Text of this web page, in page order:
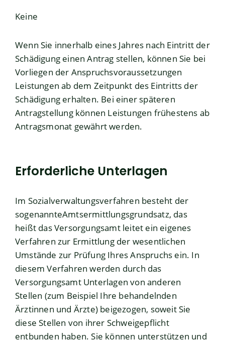
Keine
Wenn Sie innerhalb eines Jahres nach Eintritt der
Schädigung einen Antrag stellen, können Sie bei
Vorliegen der Anspruchsvoraussetzungen
Leistungen ab dem Zeitpunkt des Eintritts der
Schädigung erhalten. Bei einer späteren
Antragstellung können Leistungen frühestens ab
Antragsmonat gewährt werden.
Erforderliche Unterlagen
Im Sozialverwaltungsverfahren besteht der
sogenannteAmtsermittlungsgrundsatz, das
heißt das Versorgungsamt leitet ein eigenes
Verfahren zur Ermittlung der wesentlichen
Umstände zur Prüfung Ihres Anspruchs ein. In
diesem Verfahren werden durch das
Versorgungsamt Unterlagen von anderen
Stellen (zum Beispiel Ihre behandelnden
Ärztinnen und Ärzte) beigezogen, soweit Sie
diese Stellen von ihrer Schweigepflicht
entbunden haben. Sie können unterstützen und